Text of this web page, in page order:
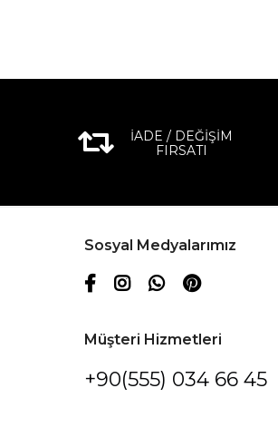
İADE / DEĞİŞİM
FIRSATI
Sosyal Medyalarımız
Müşteri Hizmetleri
+90(555) 034 66 45